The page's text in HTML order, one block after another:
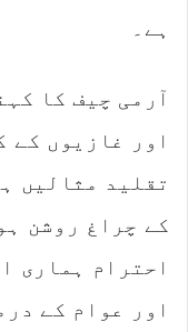
ہے۔
آرمی چیف کا
اور غازیوں کے
تقلید مثالیں
کے چراغ روشن
احترام ہماری
اور عوام کے